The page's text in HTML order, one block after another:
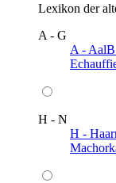
Lexikon der
A - G
A - Aal
H - N
H -